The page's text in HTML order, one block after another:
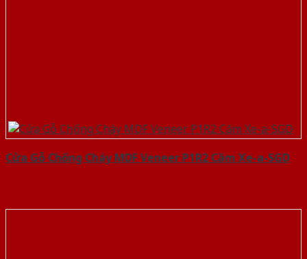
Cửa Gỗ Chống Cháy MDF Veneer P1R2 Căm Xe-a-SGD